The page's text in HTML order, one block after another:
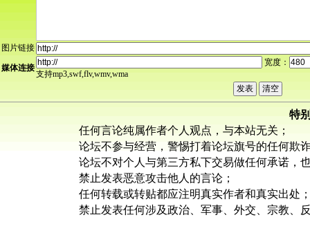
图片链接
媒体连接
宽度：
支持mp3,swf,flv,wmv,wma
特
任何言论纯属作者个人观点，与本站无关；
论坛不参与经营，警惕打着论坛旗号的任何欺
论坛不对个人与第三方私下交易做任何承诺，
禁止发表恶意攻击他人的言论；
任何转载或转贴都应注明真实作者和真实出处
禁止发表任何涉及政治、军事、外交、宗教、